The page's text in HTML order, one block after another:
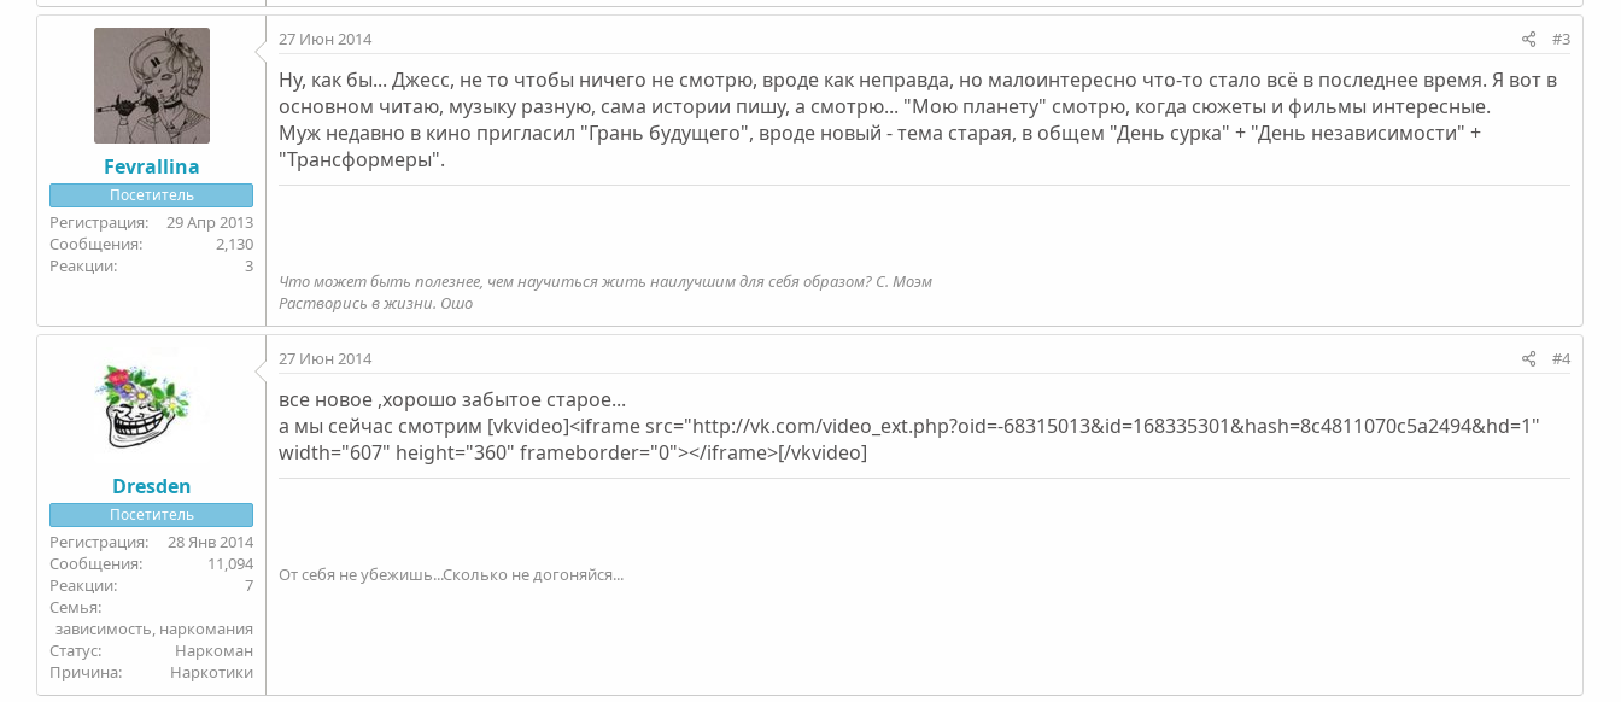
Fevrallina
Посетитель
29 Апр 2013
2,130
3
27 Июн 2014 #3
Ну, как бы... Джесс, не то чтобы ничего не смотрю, вроде как неправда, но малоинтересно что-то стало всё в последнее время. Я вот в
основном читаю, музыку разную, сама истории пишу, а смотрю... "Мою планету" смотрю, когда сюжеты и фильмы интересные.
Муж недавно в кино пригласил "Грань будущего", вроде новый - тема старая, в общем "День сурка" + "День независимости" +
"Трансформеры".
Что может быть полезнее, чем научиться жить наилучшим для себя образом? С. Моэм
Растворись в жизни. Ошо
Dresden
Посетитель
28 Янв 2014
11,094
7
Семья
зависимость, наркомания
Статус
Наркоман
Причина
Наркотики
27 Июн 2014 #4
все новое ,хорошо забытое старое...
а мы сейчас смотрим [vkvideo]<iframe src="http://vk.com/video_ext.php?oid=-68315013&id=168335301&hash=8c4811070c5a2494&hd=1"
width="607" height="360" frameborder="0"></iframe>[/vkvideo]
От себя не убежишь...Сколько не догоняйся...